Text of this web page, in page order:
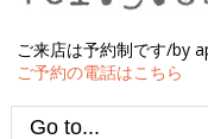
ご来店は予約制です/by
ご予約の電話はこちら